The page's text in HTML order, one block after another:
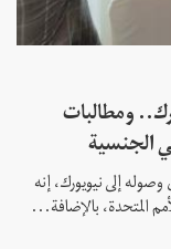
ومطالبات
الجنسية
إلى نيويورك، إنه
المتحدة، بالإضافة...